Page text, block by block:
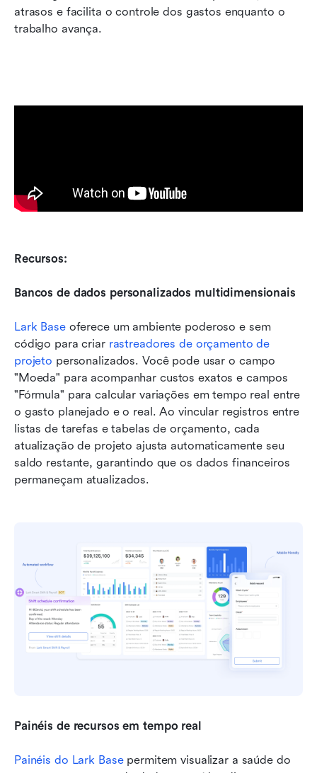
atrasos e facilita o controle dos gastos enquanto o
trabalho avança.
Recursos:
Bancos de dados personalizados multidimensionais
Lark Base oferece um ambiente poderoso e sem
código para criar rastreadores de orçamento de
projeto personalizados. Você pode usar o campo
"Moeda" para acompanhar custos exatos e campos
"Fórmula" para calcular variações em tempo real entre
o gasto planejado e o real. Ao vincular registros entre
listas de tarefas e tabelas de orçamento, cada
atualização de projeto ajusta automaticamente seu
saldo restante, garantindo que os dados financeiros
permaneçam atualizados.
Painéis de recursos em tempo real
Painéis do Lark Base permitem visualizar a saúde do